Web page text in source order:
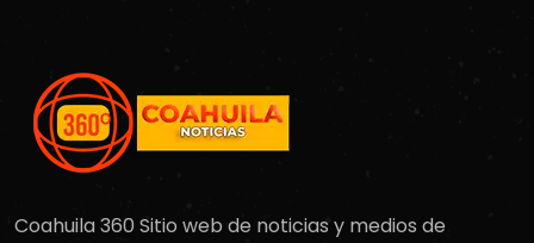
Coahuila 360 Sitio web de noticias y medios de